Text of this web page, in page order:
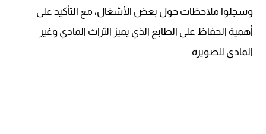
وسجلوا ملاحظات حول بعض الأشغال، مع التأكيد على
أهمية الحفاظ على الطابع الذي يميز التراث المادي وغير
المادي للصويرة.